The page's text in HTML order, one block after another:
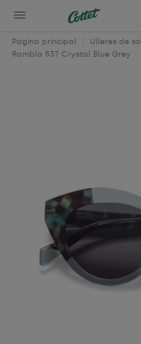
Pàgina principal Ulleres de sol
Rambla 537 Crystal Blue Grey